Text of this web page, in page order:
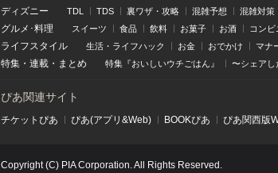
ディズニー TDL TDS 裏ワザ・攻略 混雑予想 混雑対策
グルメ･料理 スイーツ 食品 飲料 お菓子 お酒 コンビ
ライフスタイル 生活・ライフハック お金 おでかけ マナ
特集 ・ 連載 ・ まとめ 特集『おいしいウチごはん』 〜シェア
ぴあ関連サイト
チケットぴあ ぴあ(アプリ&Web) BOOKぴあ ぴあ関⻄版
Copyright (C) PIA Corporation. All Rights Reserved.